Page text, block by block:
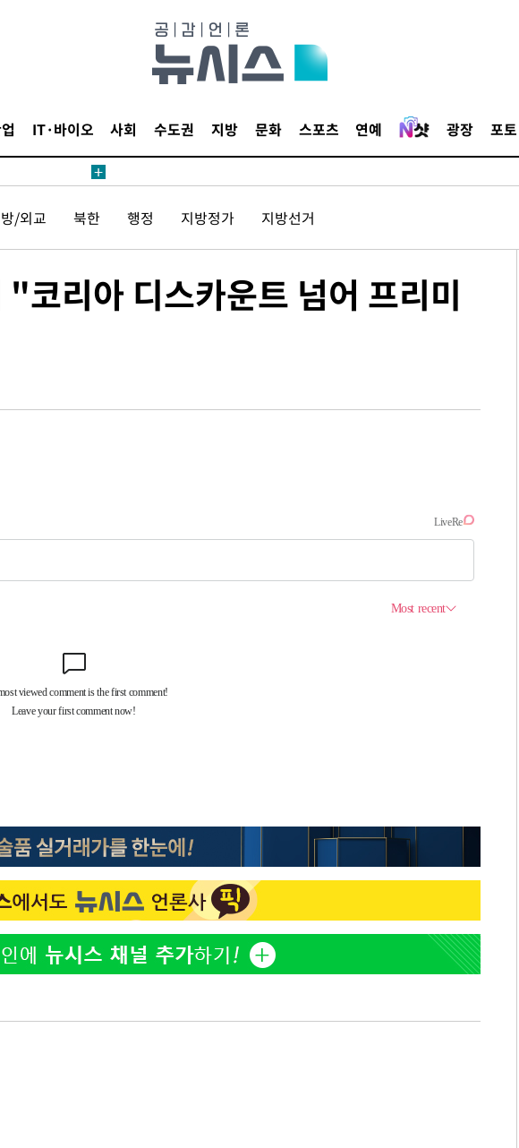
IT·바이오 사회 수도권 지방 문화 스포츠 연예 광장 포토
등 압수수색
계태세 강
중"
씨]
자 있어"
'충격·당황'
종사 혐의
마감
적 포착
꺾인다"
최대 위협"
' 수용할까
해 불가피"
개
감
마감
흔적 포착
달라하라 격파
시 꺾인다"
최대 위협"
위해 불가피"
/외교 북한 행정 지방정가 지방선거
리아 디스카운트 넘어 프리미
2
황기순 "원정 도박으로 전 재산 잃고 필리핀
도피"
3
이승기 측 "차가원 전세금 미반환은 고도의
사기 수법…엄벌 원해"
4
정부, 전 산업에 'AI 옷' 입힌다…AI 로봇 연
5 바다, 워터밤 공개저격 "말이 안 된다"